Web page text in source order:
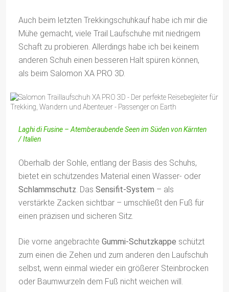
Auch beim letzten Trekkingschuhkauf habe ich mir die
Mühe gemacht, viele Trail Laufschuhe mit niedrigem
Schaft zu probieren. Allerdings habe ich bei keinem
anderen Schuh einen besseren Halt spüren können,
als beim Salomon XA PRO 3D.
Laghi di Fusine – Atemberaubende Seen im Süden von Kärnten
/ Italien
Oberhalb der Sohle, entlang der Basis des Schuhs,
bietet ein schützendes Material einen Wasser- oder
Schlammschutz. Das Sensifit-System – als
verstärkte Zacken sichtbar – umschließt den Fuß für
einen präzisen und sicheren Sitz.
Die vorne angebrachte Gummi-Schutzkappe schützt
zum einen die Zehen und zum anderen den Laufschuh
selbst, wenn einmal wieder ein größerer Steinbrocken
oder Baumwurzeln dem Fuß nicht weichen will.